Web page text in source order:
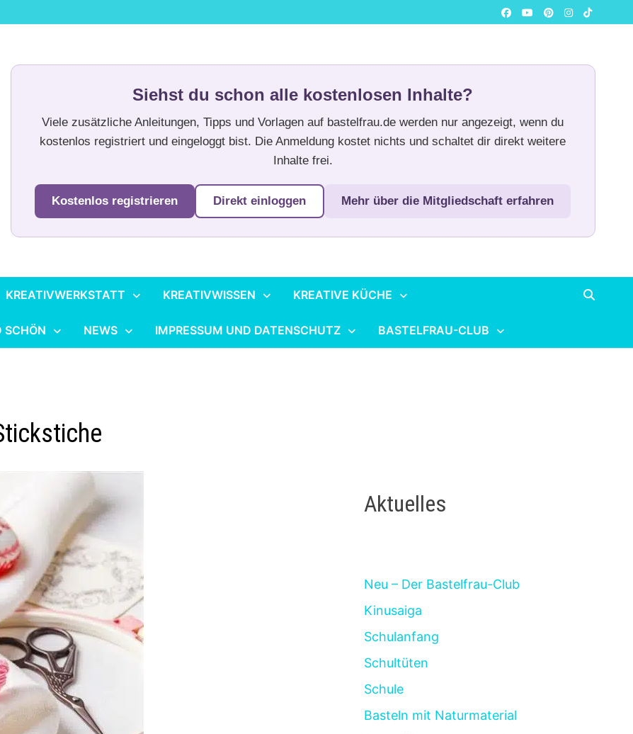
Siehst du schon alle kostenlosen Inhalte?
Viele zusätzliche Anleitungen, Tipps und Vorlagen auf bastelfrau.de werden nur angezeigt, wenn du
kostenlos registriert und eingeloggt bist. Die Anmeldung kostet nichts und schaltet dir direkt weitere
Inhalte frei.
Kostenlos registrieren Direkt einloggen Mehr über die Mitgliedschaft erfahren
KREATIVWERKSTATT KREATIVWISSEN KREATIVE KÜCHE
SCHÖN NEWS IMPRESSUM UND DATENSCHUTZ BASTELFRAU-CLUB
Aktuelles
Neu – Der Bastelfrau-Club
Kinusaiga
Schulanfang
Schultüten
Schule
Basteln mit Naturmaterial